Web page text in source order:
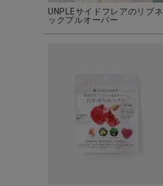
UNPLEサイドフレアのリブネ
ックプルオーバー